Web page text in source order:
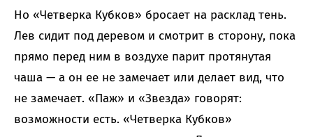
Но «Четверка Кубков» бросает на расклад тень.
Лев сидит под деревом и смотрит в сторону, пока
прямо перед ним в воздухе парит протянутая
чаша — а он ее не замечает или делает вид, что
не замечает. «Паж» и «Звезда» говорят:
возможности есть. «Четверка Кубков»